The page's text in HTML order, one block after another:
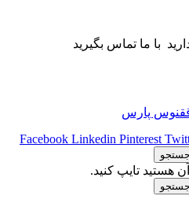
با ما تماس بگیرید
ققنوس پارس
Facebook Linkedin Pinterest
جستجو
هستید تایپ کنید.
جستجو